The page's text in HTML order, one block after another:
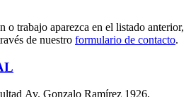
o trabajo aparezca en el listado anterior,
de nuestro formulario de contacto.
Av. Gonzalo Ramírez 1926,